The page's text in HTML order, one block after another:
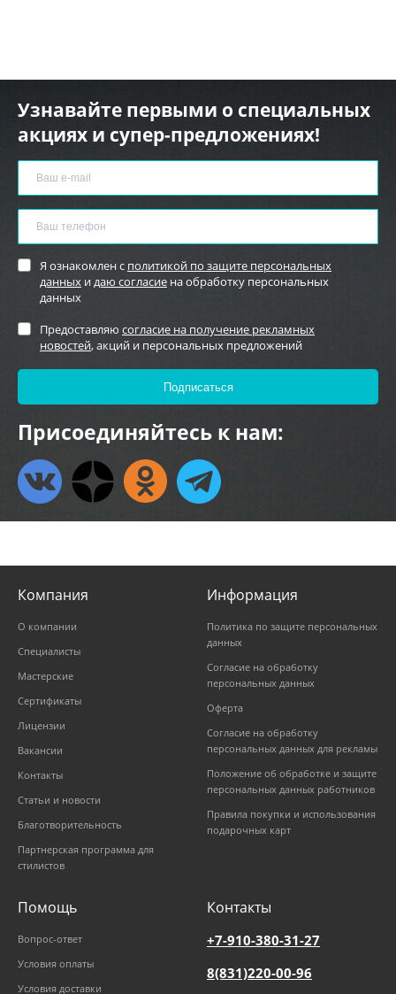
Узнавайте первыми о специальных
акциях и супер-предложениях!
Я ознакомлен с политикой по защите персональных
данных идаю согласие на обработку персональных
данных
Предоставляю согласие на получение рекламных
новостей, акций и персональных предложений
Присоединяйтесь к нам:
Компания
О компании
Специалисты
Мастерские
Сертификаты
Лицензии
Вакансии
Контакты
Статьи и новости
Благотворительность
Партнерская программа для
стилистов
Информация
Политика по защите персональных
данных
Согласие на обработку
персональных данных
Оферта
Согласие на обработку
персональных данных для рекламы
Положение об обработке и защите
персональных данных работников
Правила покупки и использования
подарочных карт
Помощь
Вопрос-ответ
Условия оплаты
Условия доставки
Контакты
+7-910-380-31-27
8(831)220-00-96